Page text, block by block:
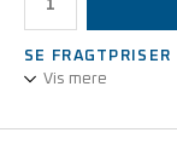
SE FRAGTPRISER
Vis mere